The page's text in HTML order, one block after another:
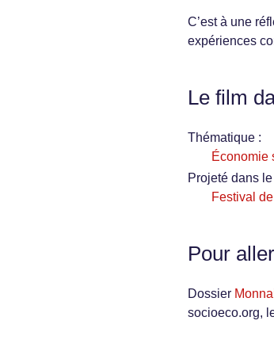
C’est à une
expériences
Le film
Thématique :
Économie
Projeté dans
Festival
Pour
Dossier
socioeco.org,